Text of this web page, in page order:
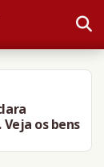
os bens